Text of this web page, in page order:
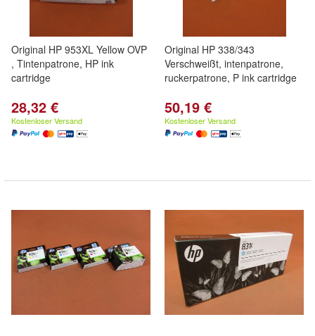
Original HP 953XL Yellow OVP
, Tintenpatrone, HP ink
cartridge
28,32 €
Kostenloser Versand
Original HP 338/343
Verschweißt, intenpatrone,
ruckerpatrone, P ink cartridge
50,19 €
Kostenloser Versand